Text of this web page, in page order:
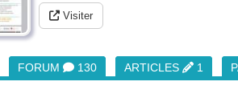
Visiter
FORUM 130 ARTICLES 1